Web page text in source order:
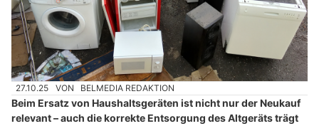
27.10.25 VON BELMEDIA REDAKTION
Beim Ersatz von Haushaltsgeräten ist nicht nur der Neukauf
relevant – auch die korrekte Entsorgung des Altgeräts trägt